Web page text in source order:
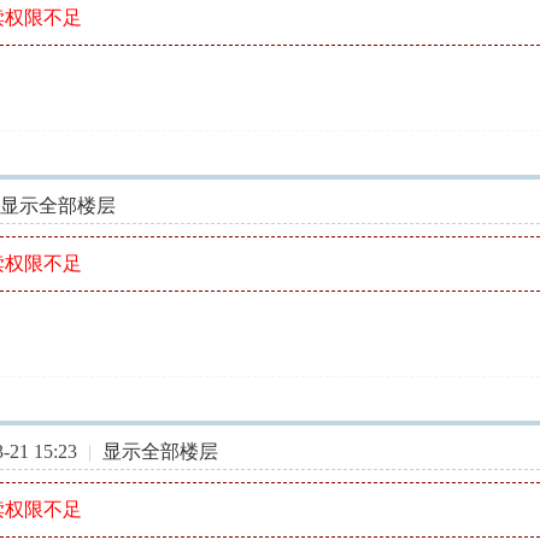
限不足
显示全部楼层
限不足
21 15:23 | 显示全部楼层
限不足